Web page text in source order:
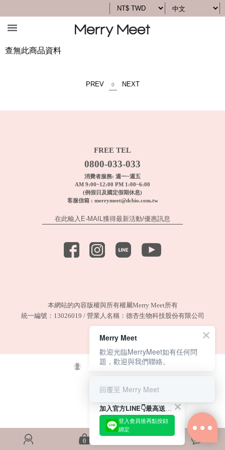
查無此商品資料
PREV 0 NEXT
FREE TEL
0800-033-033
消費者服務: 週一~週五
AM 9:00~12:00 PM 1:00~6:00
(例假日及國定假期休息)
客服信箱 : merrymeet@dcbio.com.tw
本網站的內容版權與所有權屬Merry Meet所有
統一編號：13026019 / 營業人名稱：德杏生物科技股份有限公司
0
加入官方LINE👇最高送180元購物金.ᐟ.ᐟ
登入會員後再點按鈕
綁定
Merry Meet
歡迎光臨MerryMeet如有任何問
題，歡迎與我們聯絡。
回覆至 Merry Meet